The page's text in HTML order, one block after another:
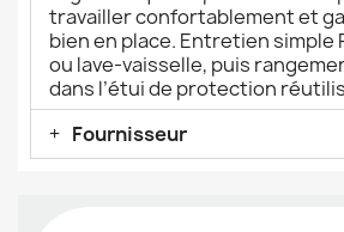
travailler confortablement et
bien en place. Entretien simple
ou lave-vaisselle, puis
dans l’étui de protection
Fournisseur